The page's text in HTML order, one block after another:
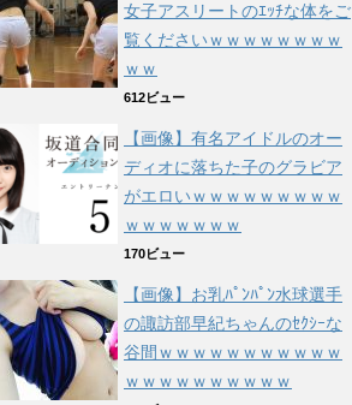
女子アスリートのｴｯﾁな体をご
覧くださいｗｗｗｗｗｗｗｗ
ｗｗ
612ビュー
【画像】有名アイドルのオー
ディオに落ちた子のグラビア
がエロいｗｗｗｗｗｗｗｗｗ
ｗｗｗｗｗｗｗ
170ビュー
【画像】お乳ﾊﾟﾝﾊﾟﾝ水球選手
の諏訪部早紀ちゃんのｾｸｼｰな
谷間ｗｗｗｗｗｗｗｗｗｗｗ
ｗｗｗｗｗｗｗｗｗｗ